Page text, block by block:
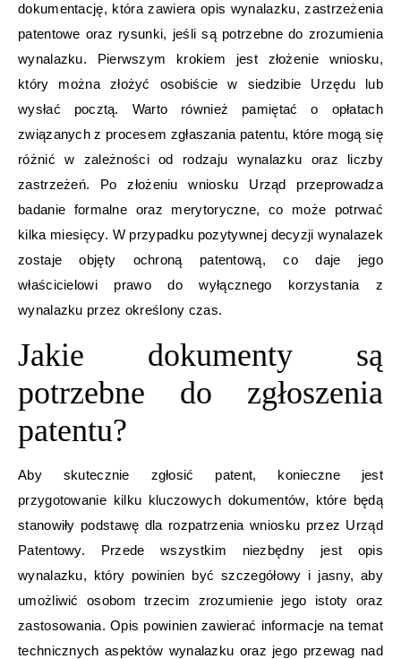
dokumentację, która zawiera opis wynalazku, zastrzeżenia
patentowe oraz rysunki, jeśli są potrzebne do zrozumienia
wynalazku. Pierwszym krokiem jest złożenie wniosku,
który można złożyć osobiście w siedzibie Urzędu lub
wysłać pocztą. Warto również pamiętać o opłatach
związanych z procesem zgłaszania patentu, które mogą się
różnić w zależności od rodzaju wynalazku oraz liczby
zastrzeżeń. Po złożeniu wniosku Urząd przeprowadza
badanie formalne oraz merytoryczne, co może potrwać
kilka miesięcy. W przypadku pozytywnej decyzji wynalazek
zostaje objęty ochroną patentową, co daje jego
właścicielowi prawo do wyłącznego korzystania z
wynalazku przez określony czas.
Jakie dokumenty są
potrzebne do zgłoszenia
patentu?
Aby skutecznie zgłosić patent, konieczne jest
przygotowanie kilku kluczowych dokumentów, które będą
stanowiły podstawę dla rozpatrzenia wniosku przez Urząd
Patentowy. Przede wszystkim niezbędny jest opis
wynalazku, który powinien być szczegółowy i jasny, aby
umożliwić osobom trzecim zrozumienie jego istoty oraz
zastosowania. Opis powinien zawierać informacje na temat
technicznych aspektów wynalazku oraz jego przewag nad